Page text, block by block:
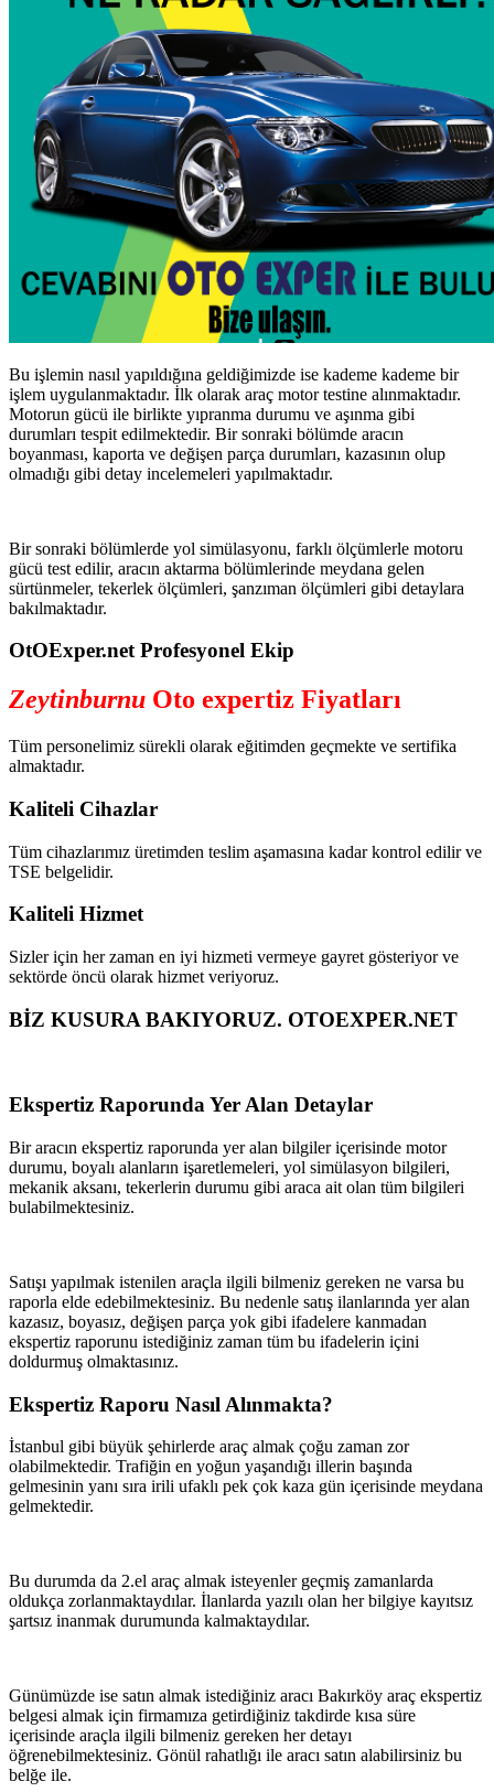
Bu işlemin nasıl yapıldığına geldiğimizde ise kademe kademe bir
işlem uygulanmaktadır. İlk olarak araç motor testine alınmaktadır.
Motorun gücü ile birlikte yıpranma durumu ve aşınma gibi
durumları tespit edilmektedir. Bir sonraki bölümde aracın
boyanması, kaporta ve değişen parça durumları, kazasının olup
olmadığı gibi detay incelemeleri yapılmaktadır.
Bir sonraki bölümlerde yol simülasyonu, farklı ölçümlerle motoru
gücü test edilir, aracın aktarma bölümlerinde meydana gelen
sürtünmeler, tekerlek ölçümleri, şanzıman ölçümleri gibi detaylara
bakılmaktadır.
OtOExper.net Profesyonel Ekip
Zeytinburnu Oto expertiz Fiyatları
Tüm personelimiz sürekli olarak eğitimden geçmekte ve sertifika
almaktadır.
Kaliteli Cihazlar
Tüm cihazlarımız üretimden teslim aşamasına kadar kontrol edilir ve
TSE belgelidir.
Kaliteli Hizmet
Sizler için her zaman en iyi hizmeti vermeye gayret gösteriyor ve
sektörde öncü olarak hizmet veriyoruz.
BİZ KUSURA BAKIYORUZ. OTOEXPER.NET
Ekspertiz Raporunda Yer Alan Detaylar
Bir aracın ekspertiz raporunda yer alan bilgiler içerisinde motor
durumu, boyalı alanların işaretlemeleri, yol simülasyon bilgileri,
mekanik aksanı, tekerlerin durumu gibi araca ait olan tüm bilgileri
bulabilmektesiniz.
Satışı yapılmak istenilen araçla ilgili bilmeniz gereken ne varsa bu
raporla elde edebilmektesiniz. Bu nedenle satış ilanlarında yer alan
kazasız, boyasız, değişen parça yok gibi ifadelere kanmadan
ekspertiz raporunu istediğiniz zaman tüm bu ifadelerin içini
doldurmuş olmaktasınız.
Ekspertiz Raporu Nasıl Alınmakta?
İstanbul gibi büyük şehirlerde araç almak çoğu zaman zor
olabilmektedir. Trafiğin en yoğun yaşandığı illerin başında
gelmesinin yanı sıra irili ufaklı pek çok kaza gün içerisinde meydana
gelmektedir.
Bu durumda da 2.el araç almak isteyenler geçmiş zamanlarda
oldukça zorlanmaktaydılar. İlanlarda yazılı olan her bilgiye kayıtsız
şartsız inanmak durumunda kalmaktaydılar.
Günümüzde ise satın almak istediğiniz aracı Bakırköy araç ekspertiz
belgesi almak için firmamıza getirdiğiniz takdirde kısa süre
içerisinde araçla ilgili bilmeniz gereken her detayı
öğrenebilmektesiniz. Gönül rahatlığı ile aracı satın alabilirsiniz bu
belğe ile.